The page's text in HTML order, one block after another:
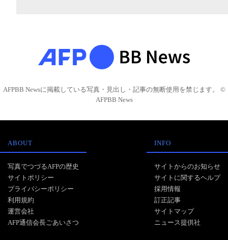
AFPBB Newsに掲載している写真・見出し・記事の無断使用を禁じます。 ©
AFPBB News
ABOUT
写真でつづるAFPの歴史
サイトポリシー
プライバシーポリシー
利用規約
運営会社
AFP通信会長ごあいさつ
INFO
サイトからのお知らせ
サイトに関するヘルプ
採用情報
訂正記事
サイトマップ
ニュース提供社